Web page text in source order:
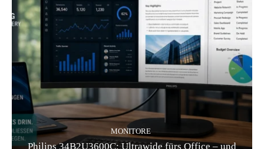
MONITORE
Philips 34B2U3600C: Ultrawide fürs Office – und